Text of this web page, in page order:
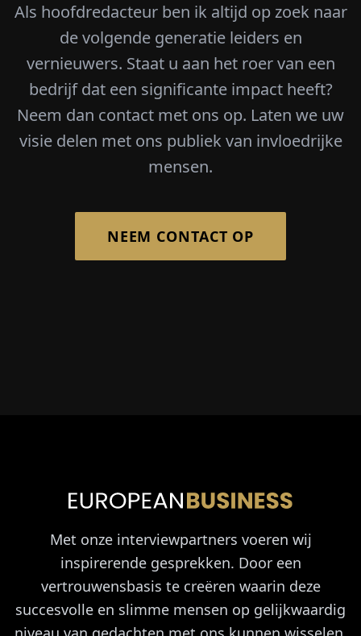
Als hoofdredacteur ben ik altijd op zoek naar
de volgende generatie leiders en
vernieuwers. Staat u aan het roer van een
bedrijf dat een significante impact heeft?
Neem dan contact met ons op. Laten we uw
visie delen met ons publiek van invloedrijke
mensen.
NEEM CONTACT OP
Met onze interviewpartners voeren wij
inspirerende gesprekken. Door een
vertrouwensbasis te creëren waarin deze
succesvolle en slimme mensen op gelijkwaardig